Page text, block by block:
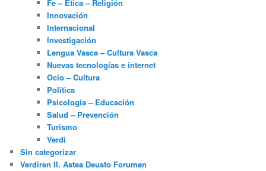
Fe – Ética – Religión
Innovación
Internacional
Investigación
Lengua Vasca – Cultura Vasca
Nuevas tecnologías e internet
Ocio – Cultura
Política
Psicología – Educación
Salud – Prevención
Turismo
Verdi
Sin categorizar
Verdiren II. Astea Deusto Forumen